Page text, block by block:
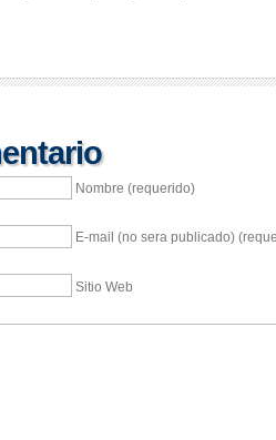
Nombre (requerido)
E-mail (no sera publicado)
Sitio Web